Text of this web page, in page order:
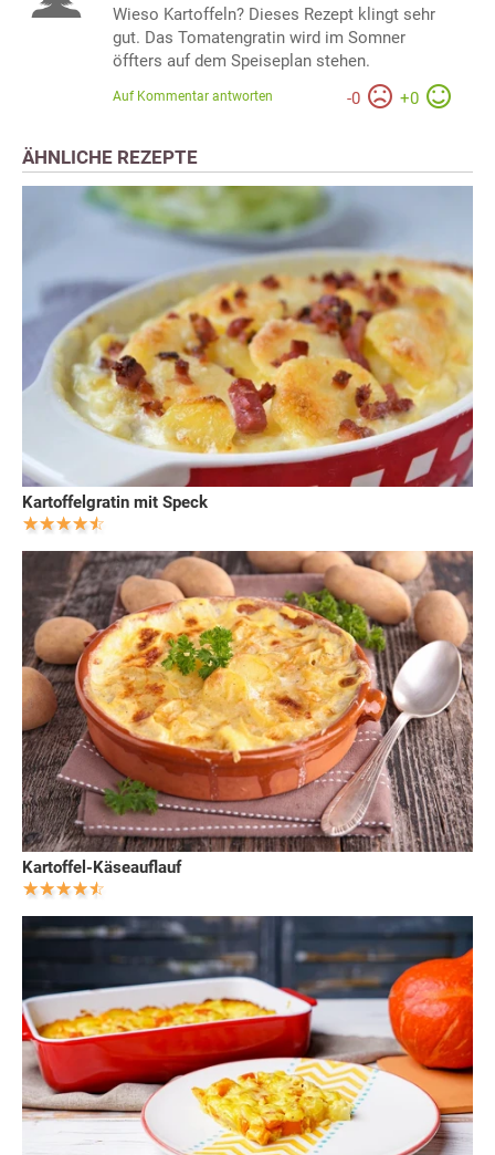
Wieso Kartoffeln? Dieses Rezept klingt sehr
gut. Das Tomatengratin wird im Somner
öffters auf dem Speiseplan stehen.
-0 +0
Auf Kommentar antworten
ÄHNLICHE REZEPTE
Kartoffelgratin mit Speck
Kartoffel-Käseauflauf